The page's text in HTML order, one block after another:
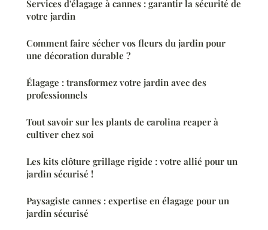
Services d'élagage à cannes : garantir la sécurité de
votre jardin
Comment faire sécher vos fleurs du jardin pour
une décoration durable ?
Élagage : transformez votre jardin avec des
professionnels
Tout savoir sur les plants de carolina reaper à
cultiver chez soi
Les kits clôture grillage rigide : votre allié pour un
jardin sécurisé !
Paysagiste cannes : expertise en élagage pour un
jardin sécurisé